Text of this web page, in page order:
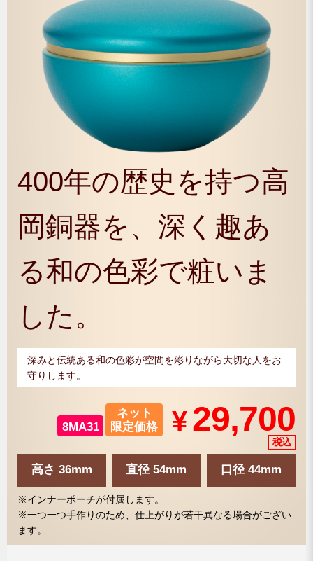
400年の歴史を持つ高
岡銅器を、深く趣あ
る和の色彩で粧いま
した。
深みと伝統ある和の色彩が空間を彩りながら大切な人をお
守りします。
8MA31
ネット
限定価格
¥ 29,700
高さ 36mm 直径 54mm 口径 44mm
※インナーポーチが付属します。
※一つ一つ手作りのため、仕上がりが若干異なる場合がござい
ます。